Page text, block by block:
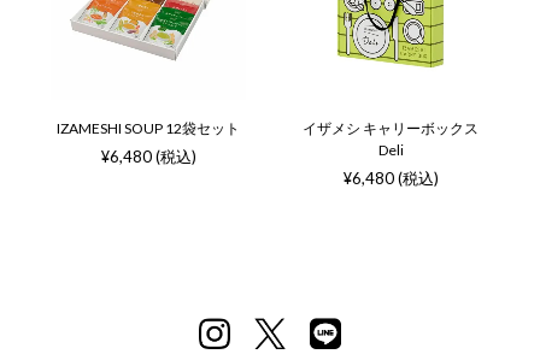
IZAMESHI SOUP 12袋セット
¥6,480 (税込)
イザメシ キャリーボックス
Deli
¥6,480 (税込)